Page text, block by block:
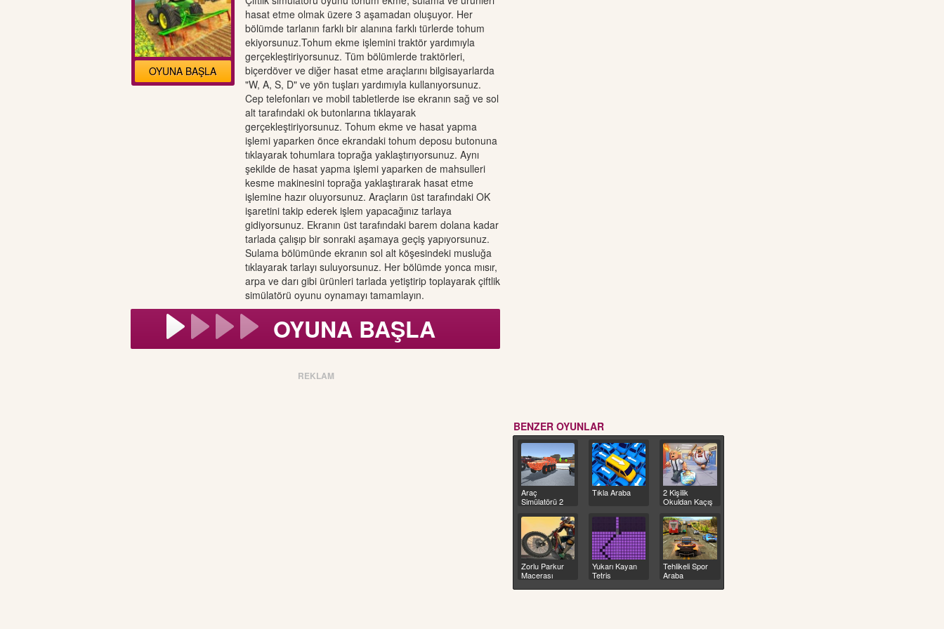
OYUNA BAŞLA
hasat etme olmak üzere 3 aşamadan oluşuyor. Her
bölümde tarlanın farklı bir alanına farklı türlerde tohum
ekiyorsunuz.Tohum ekme işlemini traktör yardımıyla
gerçekleştiriyorsunuz. Tüm bölümlerde traktörleri,
biçerdöver ve diğer hasat etme araçlarını bilgisayarlarda
"W, A, S, D" ve yön tuşları yardımıyla kullanıyorsunuz.
Cep telefonları ve mobil tabletlerde ise ekranın sağ ve sol
alt tarafındaki ok butonlarına tıklayarak
gerçekleştiriyorsunuz. Tohum ekme ve hasat yapma
işlemi yaparken önce ekrandaki tohum deposu butonuna
tıklayarak tohumlara toprağa yaklaştırıyorsunuz. Aynı
şekilde de hasat yapma işlemi yaparken de mahsulleri
kesme makinesini toprağa yaklaştırarak hasat etme
işlemine hazır oluyorsunuz. Araçların üst tarafındaki OK
işaretini takip ederek işlem yapacağınız tarlaya
gidiyorsunuz. Ekranın üst tarafındaki barem dolana kadar
tarlada çalışıp bir sonraki aşamaya geçiş yapıyorsunuz.
Sulama bölümünde ekranın sol alt köşesindeki musluğa
tıklayarak tarlayı suluyorsunuz. Her bölümde yonca mısır,
arpa ve darı gibi ürünleri tarlada yetiştirip toplayarak çiftlik
simülatörü oyunu oynamayı tamamlayın.
OYUNA BAŞLA
REKLAM
BENZER OYUNLAR
Araç
Simülatörü 2
Tıkla Araba
2 Kişilik
Okuldan Kaçış
Zorlu Parkur
Macerası
Yukarı Kayan
Tetris
Tehlikeli Spor
Araba